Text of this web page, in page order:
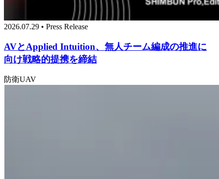
2026.07.29 • Press Release
AVとApplied Intuition、無人チーム編成の推進に
向け戦略的提携を締結
防衛UAV